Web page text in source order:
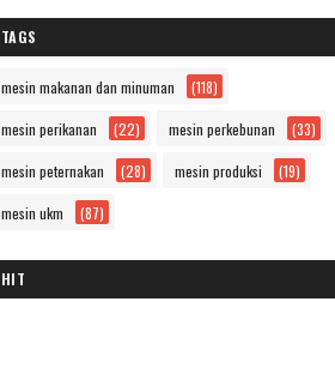
TAGS
mesin makanan dan minuman (118)
mesin perikanan (22) mesin perkebunan (33)
mesin peternakan (28) mesin produksi (19)
mesin ukm (87)
HIT